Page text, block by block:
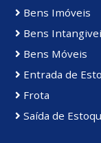
Bens Imóveis
Bens
Bens Móveis
Entrada de
Frota
Saída de